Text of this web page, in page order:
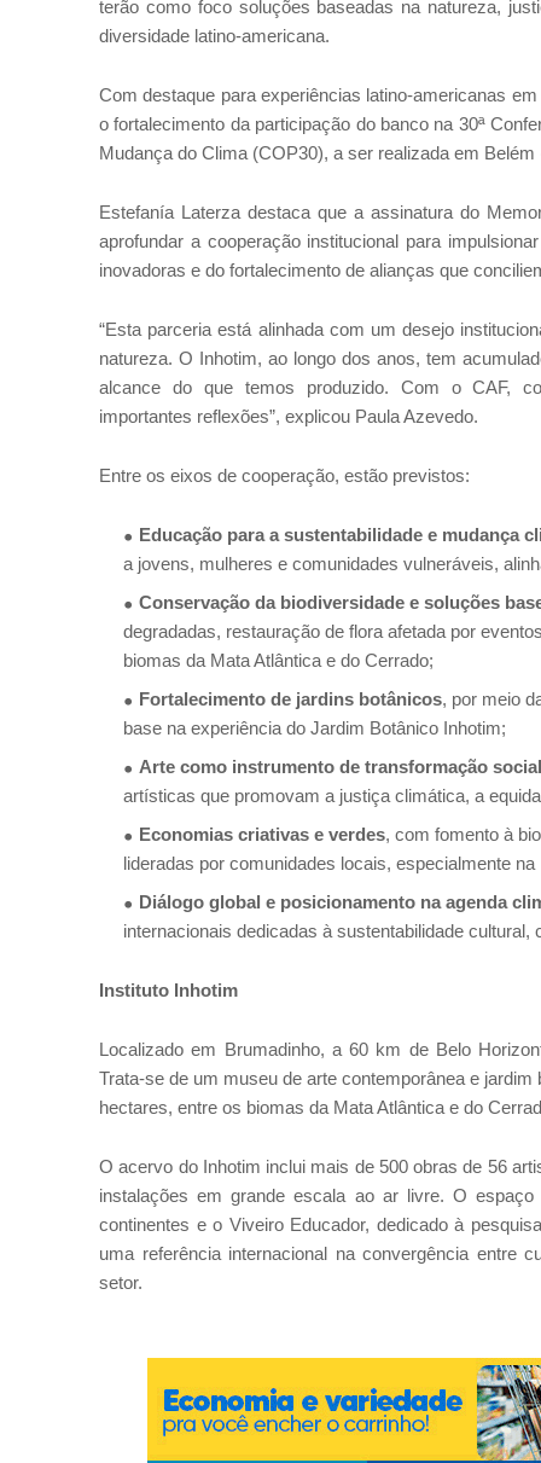
terão como foco soluções baseadas na natureza,
diversidade latino-americana.
Com destaque para experiências latino-americanas
o fortalecimento da participação do banco na 30ª
Mudança do Clima (COP30), a ser realizada em
Estefanía Laterza destaca que a assinatura do
aprofundar a cooperação institucional para
inovadoras e do fortalecimento de alianças que
“Esta parceria está alinhada com um desejo
natureza. O Inhotim, ao longo dos anos, tem
alcance do que temos produzido. Com o CAF,
importantes reflexões”, explicou Paula Azevedo.
Entre os eixos de cooperação, estão previstos:
Educação para a sustentabilidade e mudança
a jovens, mulheres e comunidades vulneráveis,
Conservação da biodiversidade e soluções
degradadas, restauração de flora afetada por
biomas da Mata Atlântica e do Cerrado;
Fortalecimento de jardins botânicos, por meio
base na experiência do Jardim Botânico Inhotim;
Arte como instrumento de transformação social
artísticas que promovam a justiça climática, a
Economias criativas e verdes, com fomento à
lideradas por comunidades locais, especialmente
Diálogo global e posicionamento na agenda
internacionais dedicadas à sustentabilidade cultural,
Instituto Inhotim
Localizado em Brumadinho, a 60 km de Belo
Trata-se de um museu de arte contemporânea e
hectares, entre os biomas da Mata Atlântica e do
O acervo do Inhotim inclui mais de 500 obras de 56
instalações em grande escala ao ar livre. O
continentes e o Viveiro Educador, dedicado à
uma referência internacional na convergência entre
setor.